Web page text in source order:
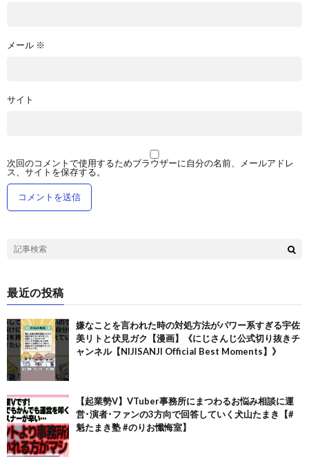
メール ※
サイト
次回のコメントで使用するためブラウザーに自分の名前、メールアドレ
ス、サイトを保存する。
最近の投稿
嫌なことを言われた時の対処方法がパワー系すぎる宇佐
美リトと伏見ガク【漫画】《にじさんじ公式切り抜きチ
ャンネル【NIJISANJI Official Best Moments】》
【起業勢V】VTuber事務所にまつわるお悩み相談に運
営･演者･ファンの3方向で回答していく犬山たまき【#
魁たまき塾 #のりお懺悔室】